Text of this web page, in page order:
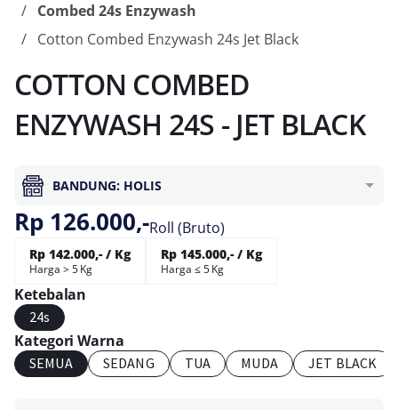
Combed 24s Enzywash
Cotton Combed Enzywash 24s Jet Black
COTTON COMBED
ENZYWASH 24S - JET BLACK
BANDUNG: HOLIS
Rp 126.000,-Roll (Bruto)
Rp 142.000,- / Kg
Harga > 5 Kg
Rp 145.000,- / Kg
Harga ≤ 5 Kg
Ketebalan
24s
Kategori Warna
SEMUA SEDANG TUA MUDA JET BLACK